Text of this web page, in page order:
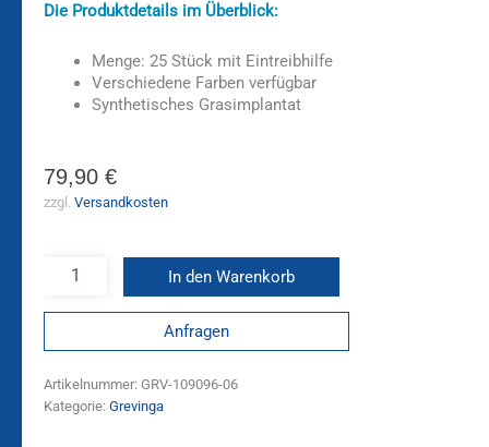
Die Produktdetails im Überblick:
Menge: 25 Stück mit Eintreibhilfe
Verschiedene Farben verfügbar
Synthetisches Grasimplantat
79,90 €
zzgl. Versandkosten
In den Warenkorb
Anfragen
Artikelnummer: GRV-109096-06
Kategorie: Grevinga